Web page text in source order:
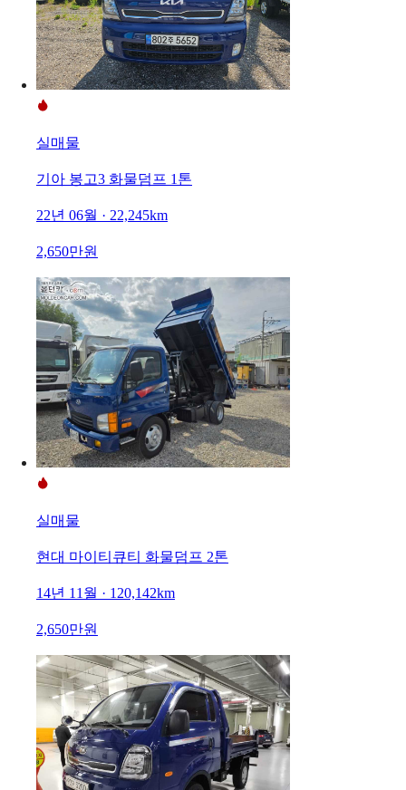
실매물
기아 봉고3 화물덤프 1톤
22년 06월 · 22,245km
2,650만원
실매물
현대 마이티큐티 화물덤프 2톤
14년 11월 · 120,142km
2,650만원